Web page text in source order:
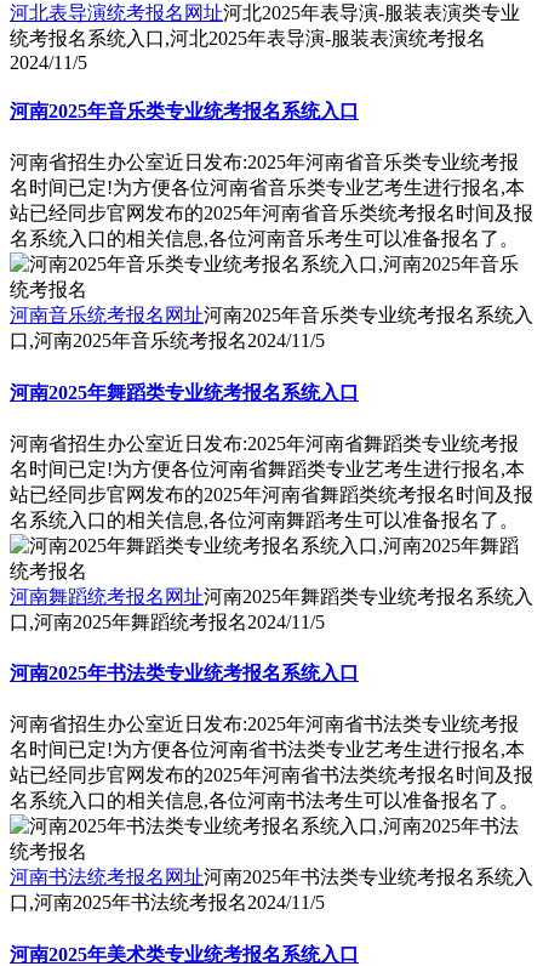
河北表导演统考报名网址河北2025年表导演-服装表演类专业
统考报名系统入口,河北2025年表导演-服装表演统考报名
2024/11/5
河南2025年音乐类专业统考报名系统入口
河南省招生办公室近日发布:2025年河南省音乐类专业统考报
名时间已定!为方便各位河南省音乐类专业艺考生进行报名,本
站已经同步官网发布的2025年河南省音乐类统考报名时间及报
名系统入口的相关信息,各位河南音乐考生可以准备报名了。
河南音乐统考报名网址河南2025年音乐类专业统考报名系统入
口,河南2025年音乐统考报名2024/11/5
河南2025年舞蹈类专业统考报名系统入口
河南省招生办公室近日发布:2025年河南省舞蹈类专业统考报
名时间已定!为方便各位河南省舞蹈类专业艺考生进行报名,本
站已经同步官网发布的2025年河南省舞蹈类统考报名时间及报
名系统入口的相关信息,各位河南舞蹈考生可以准备报名了。
河南舞蹈统考报名网址河南2025年舞蹈类专业统考报名系统入
口,河南2025年舞蹈统考报名2024/11/5
河南2025年书法类专业统考报名系统入口
河南省招生办公室近日发布:2025年河南省书法类专业统考报
名时间已定!为方便各位河南省书法类专业艺考生进行报名,本
站已经同步官网发布的2025年河南省书法类统考报名时间及报
名系统入口的相关信息,各位河南书法考生可以准备报名了。
河南书法统考报名网址河南2025年书法类专业统考报名系统入
口,河南2025年书法统考报名2024/11/5
河南2025年美术类专业统考报名系统入口